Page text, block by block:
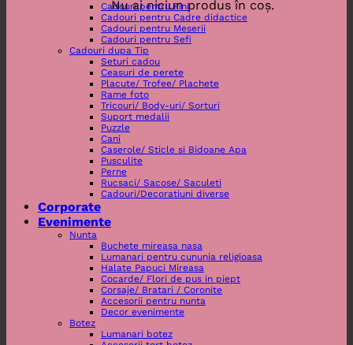
Nu ai niciun produs în coș.
Cadouri pentru Fini
Cadouri pentru Cadre didactice
Cadouri pentru Meserii
Cadouri pentru Sefi
Cadouri dupa Tip
Seturi cadou
Ceasuri de perete
Placute/ Trofee/ Plachete
Rame foto
Tricouri/ Body-uri/ Sorturi
Suport medalii
Puzzle
Cani
Caserole/ Sticle si Bidoane Apa
Pusculite
Perne
Rucsaci/ Sacose/ Saculeti
Cadouri/Decoratiuni diverse
Corporate
Evenimente
Nunta
Buchete mireasa nasa
Lumanari pentru cununia religioasa
Halate Papuci Mireasa
Cocarde/ Flori de pus in piept
Corsaje/ Bratari / Coronite
Accesorii pentru nunta
Decor evenimente
Botez
Lumanari botez